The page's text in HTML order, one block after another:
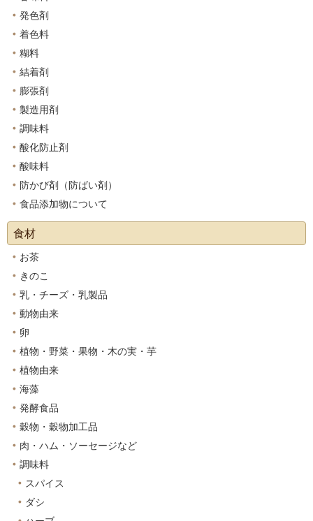
発色剤
着色料
糊料
結着剤
膨張剤
製造用剤
調味料
酸化防止剤
酸味料
防かび剤（防ばい剤）
食品添加物について
食材
お茶
きのこ
乳・チーズ・乳製品
動物由来
卵
植物・野菜・果物・木の実・芋
植物由来
海藻
発酵食品
穀物・穀物加工品
肉・ハム・ソーセージなど
調味料
スパイス
ダシ